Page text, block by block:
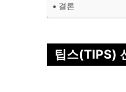
결론
팁스(TIPS)